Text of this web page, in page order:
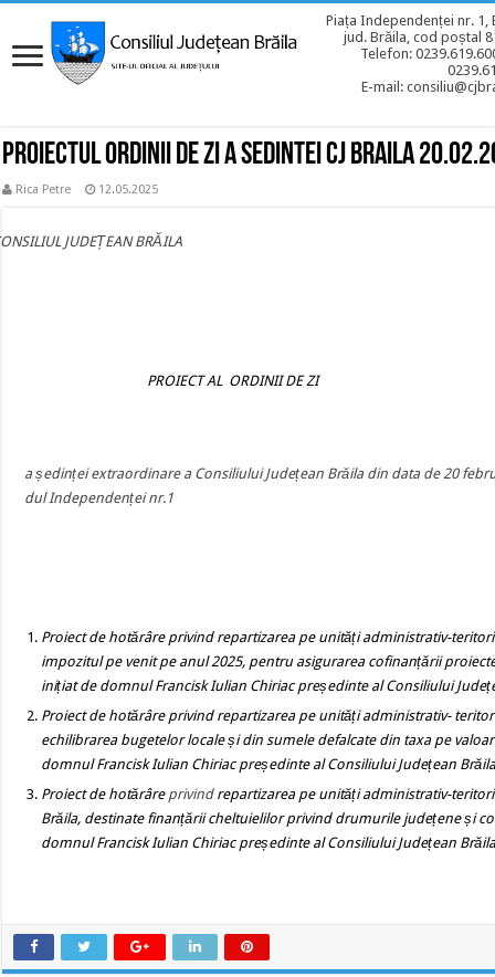
Piața Independenței nr. 1,
jud. Brăila, cod poștal
Telefon:
E-mail:
Proiectul ordinii de zi a sedintei CJ BRAILA
Rica Petre 12.05.2025
JUDEȚEAN BRĂILA
PROIECT AL ORDINII DE ZI
a ședinței extraordinare a Consiliului Județean Brăila din data de 20
dul Independenței nr.1
Proiect de hotărâre privind repartizarea pe unități administrativ-
impozitul pe venit pe anul 2025, pentru asigurarea cofinanțării
inițiat de domnul Francisk Iulian Chiriac președinte al Consiliului
Proiect de hotărâre privind repartizarea pe unități administrativ-
echilibrarea bugetelor locale și din sumele defalcate din taxa pe
domnul Francisk Iulian Chiriac președinte al Consiliului Județean
Proiect de hotărâre privind repartizarea pe unități administrativ-
Brăila, destinate finanțării cheltuielilor privind drumurile județene și
domnul Francisk Iulian Chiriac președinte al Consiliului Județean